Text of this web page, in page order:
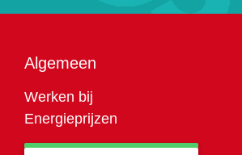
Algemeen
Werken bij
Energieprijzen